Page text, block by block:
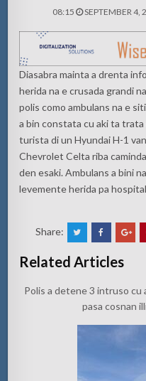
08:15 SEPTEMBER 4,
Diasabra mainta a drenta
herida na e crusada grandi
polis como ambulans na e
a bin constata cu aki ta
turista di un Hyundai H-1
Chevrolet Celta riba
den esaki. Ambulans a bini
levemente herida pa
Share:
Related Articles
Polis a detene 3 intruso cu
pasa cosnan